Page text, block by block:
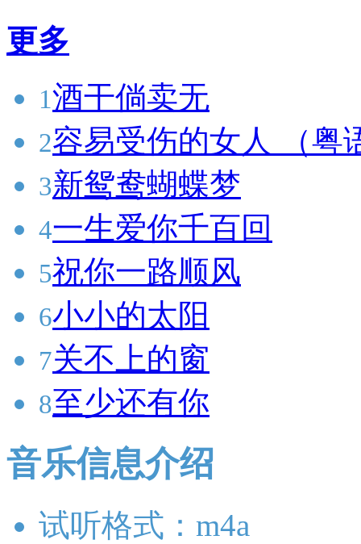
更多
1酒干倘卖无
2容易受伤的女人 （粤
3新鸳鸯蝴蝶梦
4一生爱你千百回
5祝你一路顺风
6小小的太阳
7关不上的窗
8至少还有你
音乐信息介绍
试听格式：m4a